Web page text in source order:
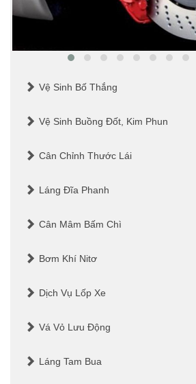
Vệ Sinh Bố Thắng
Vệ Sinh Buồng Đốt, Kim Phun
Cân Chỉnh Thước Lái
Láng Đĩa Phanh
Cân Mâm Bấm Chì
Bơm Khí Nitơ
Dịch Vụ Lốp Xe
Vá Vỏ Lưu Động
Láng Tam Bua